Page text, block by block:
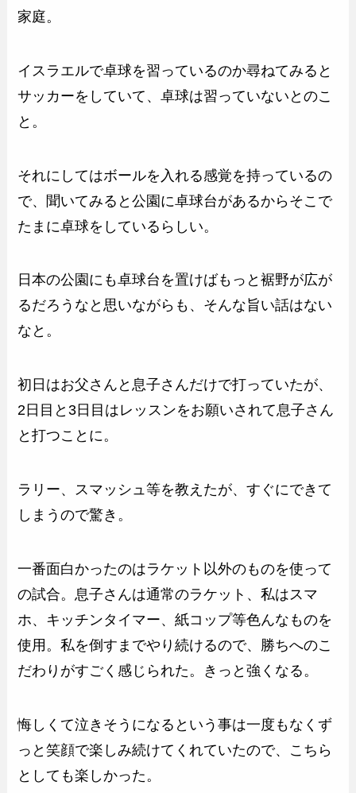
家庭。
イスラエルで卓球を習っているのか尋ねてみると
サッカーをしていて、卓球は習っていないとのこ
と。
それにしてはボールを入れる感覚を持っているの
で、聞いてみると公園に卓球台があるからそこで
たまに卓球をしているらしい。
日本の公園にも卓球台を置けばもっと裾野が広が
るだろうなと思いながらも、そんな旨い話はない
なと。
初日はお父さんと息子さんだけで打っていたが、
2日目と3日目はレッスンをお願いされて息子さん
と打つことに。
ラリー、スマッシュ等を教えたが、すぐにできて
しまうので驚き。
一番面白かったのはラケット以外のものを使って
の試合。息子さんは通常のラケット、私はスマ
ホ、キッチンタイマー、紙コップ等色んなものを
使用。私を倒すまでやり続けるので、勝ちへのこ
だわりがすごく感じられた。きっと強くなる。
悔しくて泣きそうになるという事は一度もなくず
っと笑顔で楽しみ続けてくれていたので、こちら
としても楽しかった。